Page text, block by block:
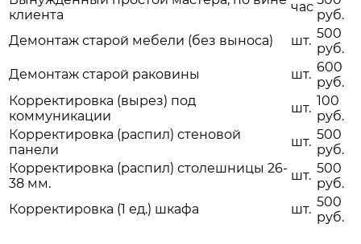
клиента
час
руб.
Демонтаж старой мебели (без выноса)
шт. 500
руб.
Демонтаж старой раковины
шт. 600
руб.
Корректировка (вырез) под
коммуникации
шт. 100
руб.
Корректировка (распил) стеновой
панели
шт. 500
руб.
Корректировка (распил) столешницы 26-
38 мм.
шт. 500
руб.
Корректировка (1 ед.) шкафа
шт. 500
руб.